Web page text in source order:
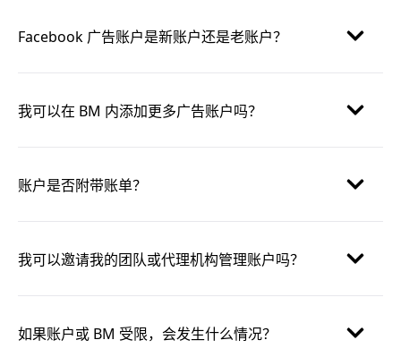
Facebook 广告账户是新账户还是老账户？
我可以在 BM 内添加更多广告账户吗？
账户是否附带账单？
我可以邀请我的团队或代理机构管理账户吗？
如果账户或 BM 受限，会发生什么情况？